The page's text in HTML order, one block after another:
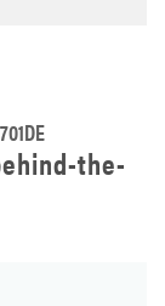
the-